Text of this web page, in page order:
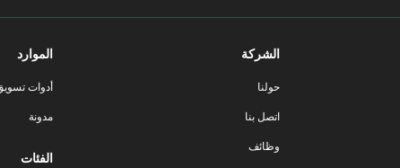
الشركة
حولنا
اتصل بنا
وظائف
الموارد
أدوات تسويق
مدونة
الفئات